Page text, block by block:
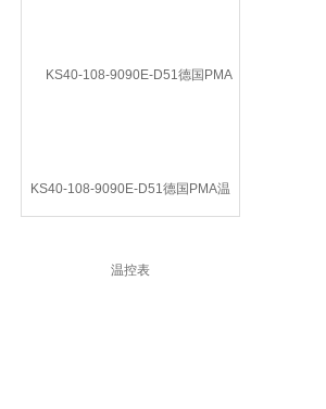
KS40-108-9090E-D51德国PMA温
控表